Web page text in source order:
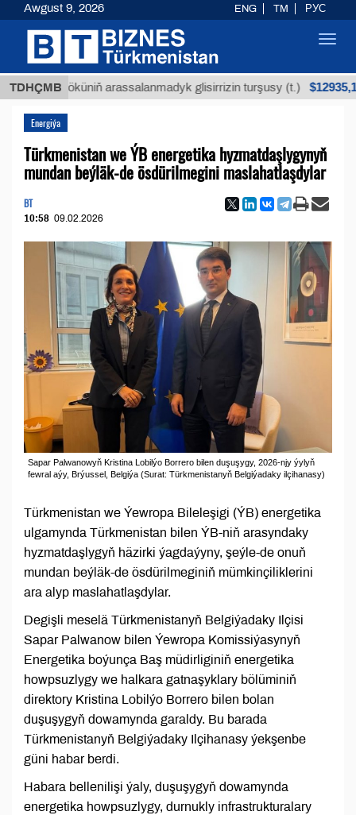
TDHÇMB
köküniň arassalanmadyk glisirrizin turşusy (t.) $12935,18
Energiýa
Türkmenistan we ÝB energetika hyzmatdaşlygynyň
mundan beýläk-de ösdürilmegini maslahatlaşdylar
BT
10:58 09.02.2026
Sapar Palwanowyň Kristina Lobilýo Borrero bilen duşuşygy, 2026-njy ýylyň
fewral aýy, Brýussel, Belgiýa (Surat: Türkmenistanyň Belgiýadaky ilçihanasy)
Türkmenistan we Ýewropa Bileleşigi (ÝB) energetika
ulgamynda Türkmenistan bilen ÝB-niň arasyndaky
hyzmatdaşlygyň häzirki ýagdaýyny, şeýle-de onuň
mundan beýläk-de ösdürilmeginiň mümkinçiliklerini
ara alyp maslahatlaşdylar.
Degişli meselä Türkmenistanyň Belgiýadaky Ilçisi
Sapar Palwanow bilen Ýewropa Komissiýasynyň
Energetika boýunça Baş müdirliginiň energetika
howpsuzlygy we halkara gatnaşyklary bölüminiň
direktory Kristina Lobilýo Borrero bilen bolan
duşuşygyň dowamynda garaldy. Bu barada
Türkmenistanyň Belgiýadaky Ilçihanasy ýekşenbe
güni habar berdi.
Habara bellenilişi ýaly, duşuşygyň dowamynda
energetika howpsuzlygy, durnukly infrastrukturalary
Awgust 9, 2026 ENG TM РУС